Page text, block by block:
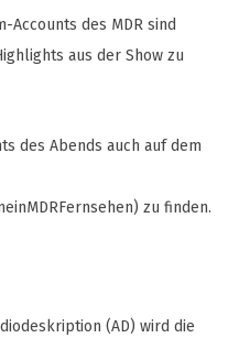
Accounts des MDR sind
aus der Show zu
des Abends auch auf dem
zu finden.
(AD) wird die